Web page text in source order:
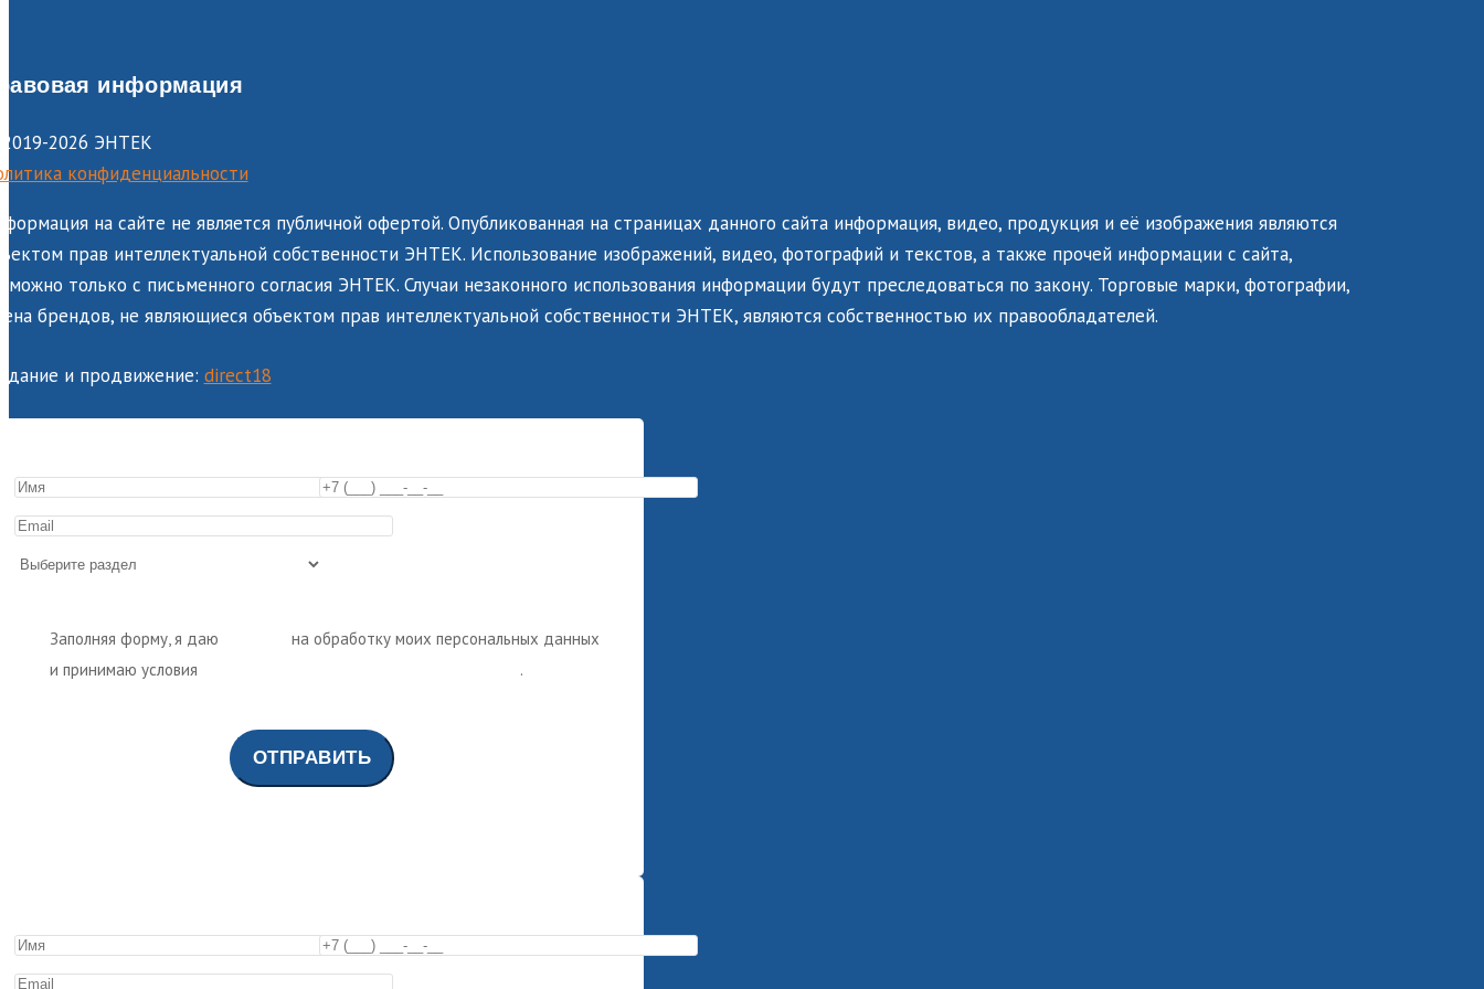
информация
2026 ЭНТЕК
конфиденциальности
на сайте не является публичной офертой. Опубликованная на страницах данного сайта информация, видео, продукция и её изображения являются
прав интеллектуальной собственности ЭНТЕК. Использование изображений, видео, фотографий и текстов, а также прочей информации с сайта,
только с письменного согласия ЭНТЕК. Случаи незаконного использования информации будут преследоваться по закону. Торговые марки, фотографии,
брендов, не являющиеся объектом прав интеллектуальной собственности ЭНТЕК, являются собственностью их правообладателей.
и продвижение: direct18
Заполняя форму, я даю
на обработку моих персональных данных
и принимаю условия
.